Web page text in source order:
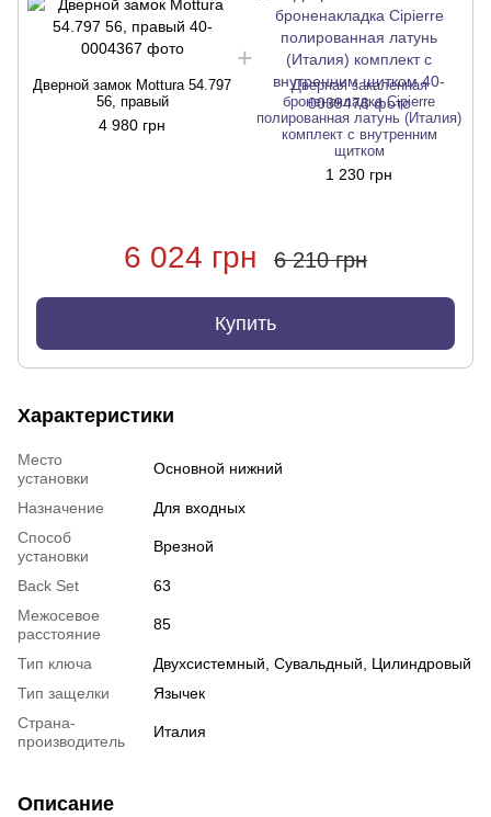
Дверной замок ​Mottura 54.797
56, правый
4 980 грн
Дверная закаленная
броненакладка Cipierre
полированная латунь (Италия)
комплект с внутренним
щитком
1 230 грн
6 024 грн 6 210 грн
Купить
Характеристики
Место
установки
Основной нижний
Назначение
Для входных
Способ
установки
Врезной
Back Set
63
Межосевое
расстояние
85
Тип ключа
Двухсистемный, Сувальдный, Цилиндровый
Тип защелки
Язычек
Страна-
производитель
Италия
Описание